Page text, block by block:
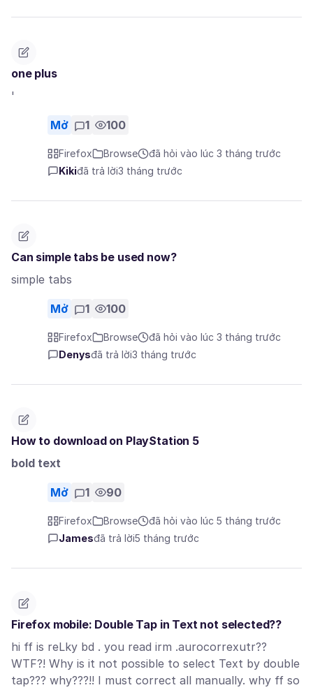
one plus
'
Mở 1 100
Firefox Browse
đã hỏi vào lúc 3 tháng trước
Kikiđã trả lời3 tháng trước
Can simple tabs be used now?
simple tabs
Mở 1 100
Firefox Browse
đã hỏi vào lúc 3 tháng trước
Denysđã trả lời3 tháng trước
How to download on PlayStation 5
bold text
Mở 1 90
Firefox Browse
đã hỏi vào lúc 5 tháng trước
Jamesđã trả lời5 tháng trước
Firefox mobile: Double Tap in Text not selected??
hi ff is reLky bd . you read irm .aurocorrexutr??
WTF?! Why is it not possible to select Text by double
tap??? why???!! I must correct all manually. why ff so